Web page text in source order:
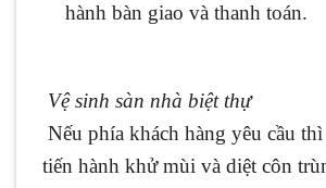
hành bàn giao và thanh toán.
Vệ sinh sàn nhà biệt thự
Nếu phía khách hàng yêu cầu
tiến hành khử mùi và diệt côn